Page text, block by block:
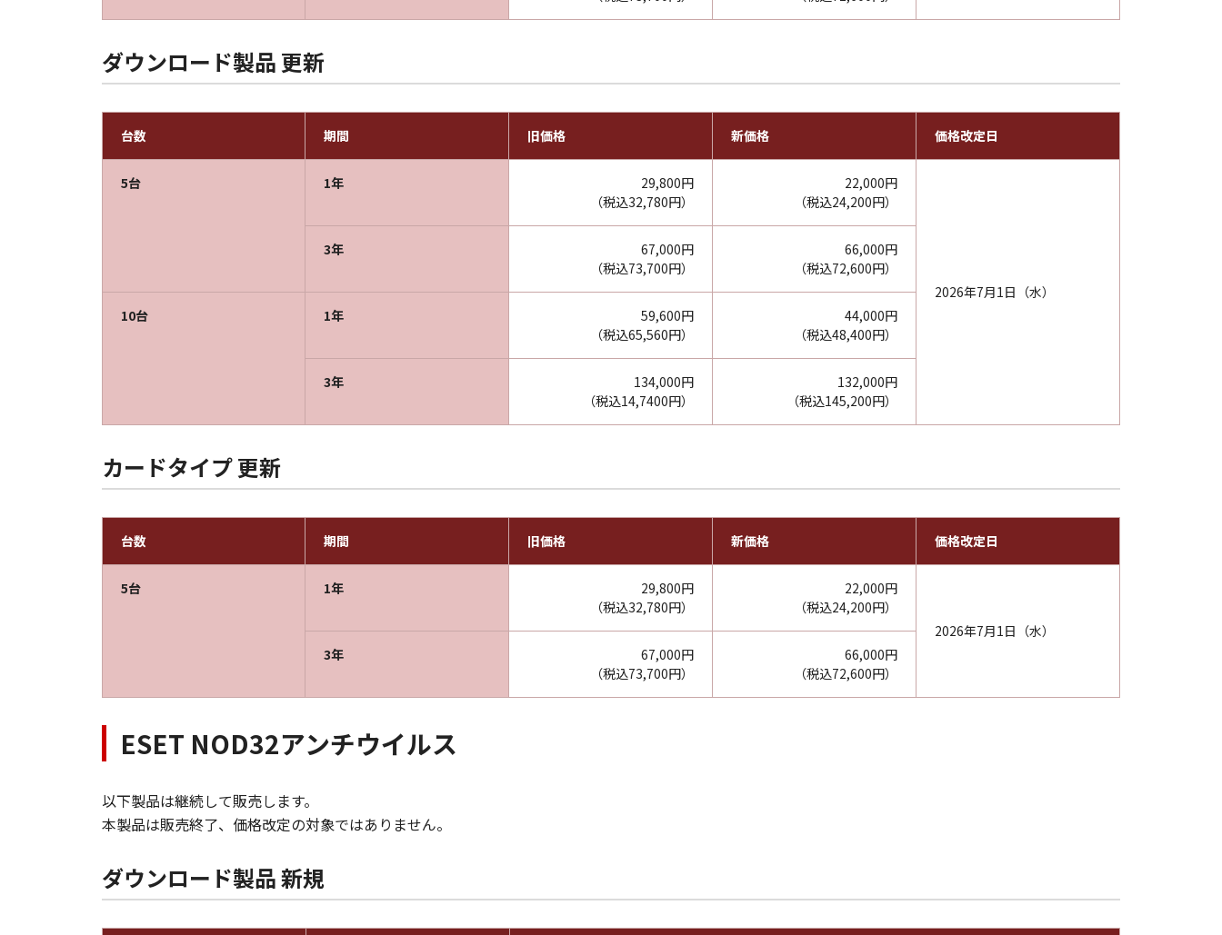
ダウンロード製品 更新
台数 期間 旧価格 新価格 価格改定日
5台 1年
29,800円
（税込32,780円）
22,000円
（税込24,200円）
2026年7月1日（水）
3年
67,000円
（税込73,700円）
66,000円
（税込72,600円）
10台 1年
59,600円
（税込65,560円）
44,000円
（税込48,400円）
3年
134,000円
（税込14,7400円）
132,000円
（税込145,200円）
カードタイプ 更新
台数 期間 旧価格 新価格 価格改定日
5台 1年
29,800円
（税込32,780円）
22,000円
（税込24,200円）
2026年7月1日（水）
3年
67,000円
（税込73,700円）
66,000円
（税込72,600円）
ESET NOD32アンチウイルス
以下製品は継続して販売します。
本製品は販売終了、価格改定の対象ではありません。
ダウンロード製品 新規